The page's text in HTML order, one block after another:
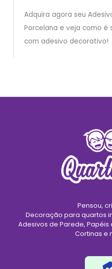
Adquira agora seu
Porcelana e veja como é
com adesivo decorativo!
Pensou,
Decoração para quartos
Adesivos de Parede, Papéis
Cortinas e